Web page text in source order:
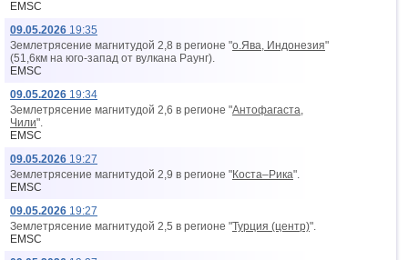
EMSC
09.05.2026 19:35
Землетрясение магнитудой 2,8 в регионе "о.Ява, Индонезия"
(51,6км на юго-запад от вyлкана Раунг).
EMSC
09.05.2026 19:34
Землетрясение магнитудой 2,6 в регионе "Антофагаста,
Чили".
EMSC
09.05.2026 19:27
Землетрясение магнитудой 2,9 в регионе "Коста–Рика".
EMSC
09.05.2026 19:27
Землетрясение магнитудой 2,5 в регионе "Турция (центр)".
EMSC